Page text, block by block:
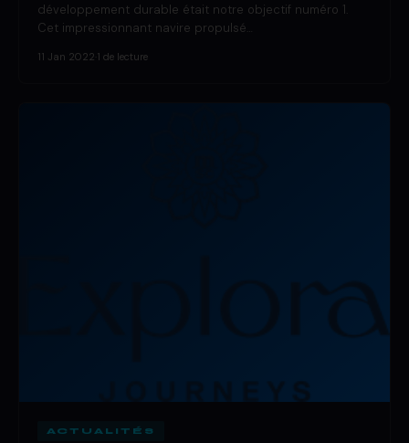
développement durable était notre objectif numéro 1.
Cet impressionnant navire propulsé…
11 Jan 2022 1 de lecture
ACTUALITÉS